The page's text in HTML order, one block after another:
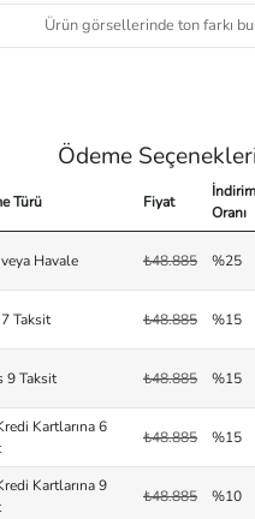
Ürün görsellerinde ton farkı
Ödeme Seçenekleri
Türü Fiyat
İndirim
Oranı
Havale ₺48.885 %25
Taksit ₺48.885 %15
9 Taksit ₺48.885 %15
Kartlarına 6
₺48.885 %15
Kartlarına 9
₺48.885 %10